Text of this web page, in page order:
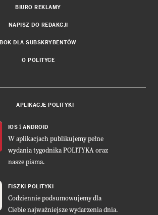
BIURO REKLAMY
NAPISZ DO REDAKCJI
BOK DLA SUBSKRYBENTÓW
O POLITYCE
APLIKACJE POLITYKI
IOS i ANDROID
W aplikacjach publikujemy pełne
wydania tygodnika POLITYKA oraz
nasze pisma.
FISZKI POLITYKI
Codziennie podsumowujemy dla
Ciebie najważniejsze wydarzenia dnia.